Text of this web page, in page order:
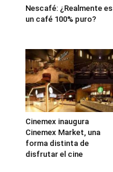
Nescafé: ¿Realmente es
un café 100% puro?
Cinemex inaugura
Cinemex Market, una
forma distinta de
disfrutar el cine